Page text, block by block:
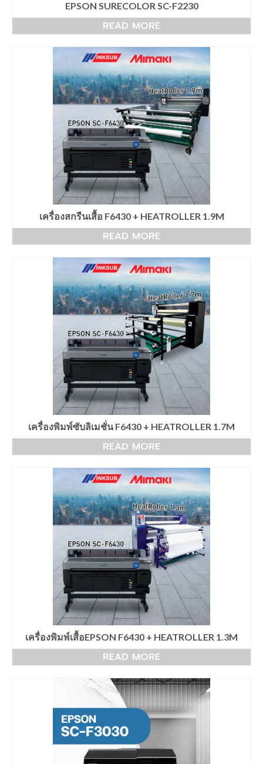
70×90
เครื่องสกรีนเสื้อยืด จับคู่ เครื่องรีดร้อน
ขนาดเล็ก
เครื่องพิมพ์ DFT Mimaki TxF300-75
เครื่องพิมพ์ EPSON
Epson sublimation
เครื่องพิมพ์ซับลิเมชั่น Epson SC-F6430
เครื่องพิมพ์เสื้อepson F6430 + HeatRoller
1.3m
เครื่องพิมพ์ซับลิเมชั่น F6430 + HeatRoller
1.7m
เครื่องสกรีนเสื้อ F6430 + HeatRoller 1.9m
เครื่องพิมพ์ซับลิเมชั่น Epson SC-F7270
เครื่องพิมพ์ซับลิเมชั่น Epson SC-F9430
sublimation printer
sublimation printing
เครื่องพิมพ์ซับลิเมชั่น Epson SC-F530
Epson DTG
เครื่องพิมพ์เสื้อ SC-F3030
เครื่องพิมพ์เสื้อ SC-F2230
เครื่องพิมพ์ ARENA
Arena sublimation
เครื่องพิมพ์ซับลิเมชั่น Arena A2020
เครื่องพิมพ์ซับลิเมชั่น
เครื่องพิมพ์ซับลิเมชั่น Arena A3020
เครื่องสกรีนเสื้อ
เครื่องพิมพ์เสื้อ
เครื่องพิมพ์ซับลิเมชั่น Arena A4023
เครื่องพิมพ์ซับลิเมชั่น Arena A8023
เครื่องพิมพ์ซับลิเมชั่น
sublimation printer
printer sublimation
EPSON SURECOLOR SC-F2230
READ MORE
เครื่องสกรีนเสื้อ F6430 + HEATROLLER 1.9M
READ MORE
เครื่องพิมพ์ซับลิเมชั่น F6430 + HEATROLLER 1.7M
READ MORE
เครื่องพิมพ์เสื้อEPSON F6430 + HEATROLLER 1.3M
READ MORE